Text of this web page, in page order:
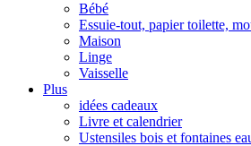
Bébé
Essuie-tout, papier toilette,
Maison
Linge
Vaisselle
Plus
idées cadeaux
Livre et calendrier
Ustensiles bois et fontaines